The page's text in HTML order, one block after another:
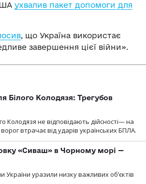
ухвалив пакет допомоги для
, що Україна використає
завершення цієї війни».
Білого Колодязя: Трегубов
Колодязя не відповідають дійсності— на
втрачає від ударів українських БПЛА.
«Сиваш» в Чорному морі —
України уразили низку важливих об’єктів